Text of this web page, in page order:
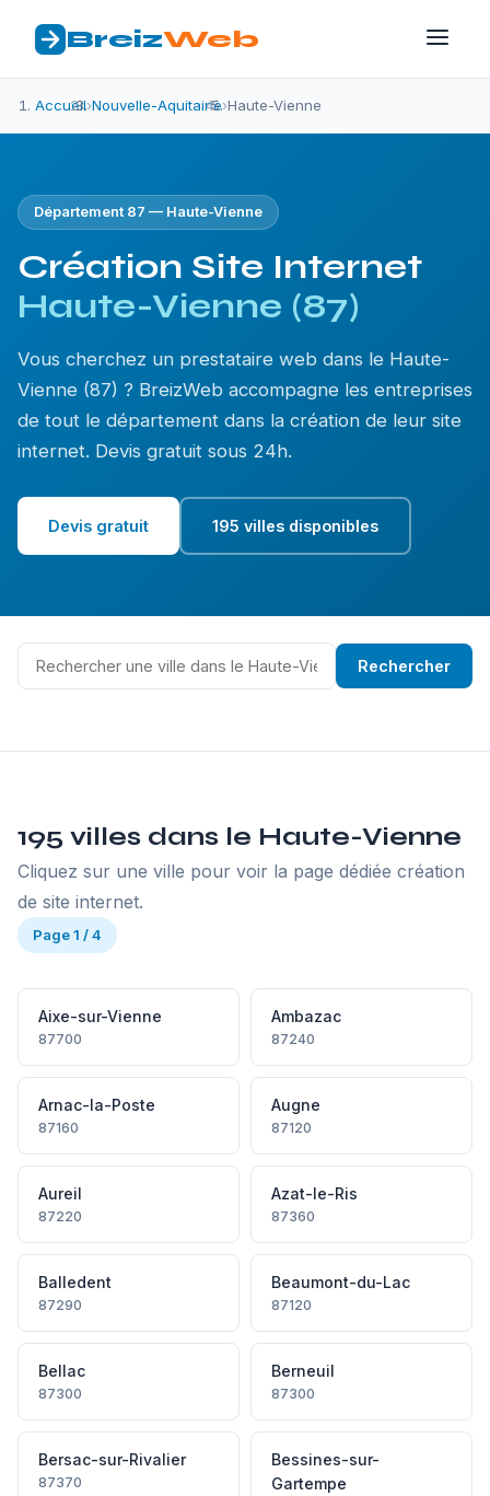
BreizWeb
Accueil›Nouvelle-Aquitaine›Haute-Vienne
Département 87 — Haute-Vienne
Création Site Internet
Haute-Vienne (87)
Vous cherchez un prestataire web dans le Haute-
Vienne (87) ? BreizWeb accompagne les entreprises
de tout le département dans la création de leur site
internet. Devis gratuit sous 24h.
Devis gratuit 195 villes disponibles
Rechercher
195 villes dans le Haute-Vienne
Cliquez sur une ville pour voir la page dédiée création
de site internet.
Page 1 / 4
Aixe-sur-Vienne
87700
Ambazac
87240
Arnac-la-Poste
87160
Augne
87120
Aureil
87220
Azat-le-Ris
87360
Balledent
87290
Beaumont-du-Lac
87120
Bellac
87300
Berneuil
87300
Bersac-sur-Rivalier
87370
Bessines-sur-
Gartempe